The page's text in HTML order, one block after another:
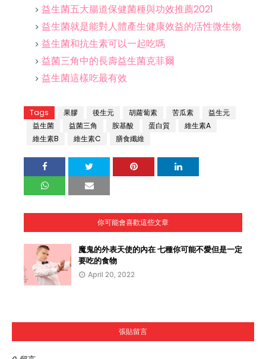
益生菌五大腸道保健菌種與功效推薦2021
益生菌就是能對人體產生健康效益的活性微生物
益生菌和抗生素可以一起吃嗎
益菌三角中的長壽益生菌克菲爾
益生菌這樣吃最有效
Tags 果膠 後生元 胡蘿蔔素 苦瓜素
益生元
益生菌
益菌三角 胺基酸 蛋白質
維生素A
維生素B
維生素C 膳食纖維
你可能會喜歡這些文章
魔鬼的外表天使的內在 七種你可能不愛但是一定
要吃的食物
April 20, 2022
張貼留言